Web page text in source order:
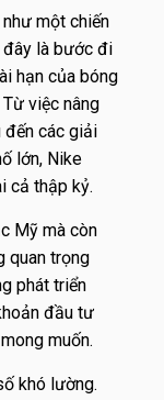
một chiến
đây là bước đi
hạn của bóng
việc nâng
đến các giải
lớn, Nike
cả thập kỷ.
Mỹ mà còn
quan trọng
phát triển
đầu tư
muốn.
khó lường.